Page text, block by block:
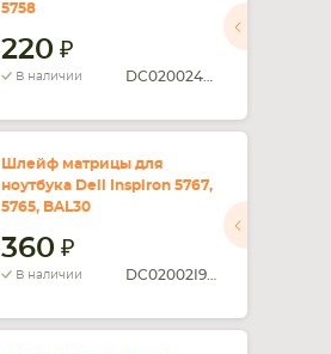
5758
220
В наличии
Шлейф матрицы для
ноутбука Dell Inspiron 5767,
5765, BAL30
360
В наличии